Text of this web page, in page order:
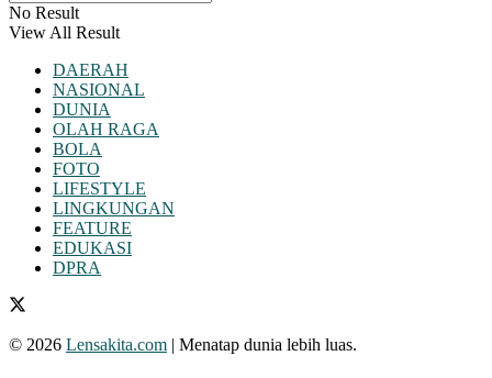
No Result
View All Result
DAERAH
NASIONAL
DUNIA
OLAH RAGA
BOLA
FOTO
LIFESTYLE
LINGKUNGAN
FEATURE
EDUKASI
DPRA
© 2026 Lensakita.com | Menatap dunia lebih luas.